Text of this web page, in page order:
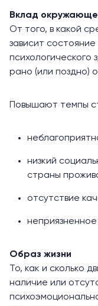
Вклад
От того, в какой
зависит состояние
психологического
рано (или поздно)
Повышают темпы
низкий
страны
отсутствие
Образ жизни
То, как и сколько
наличие или